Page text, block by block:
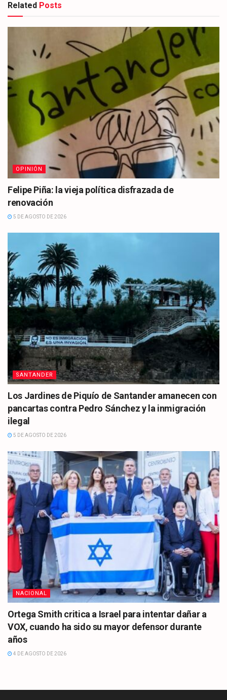
Related Posts
OPINIÓN
Felipe Piña: la vieja política disfrazada de
renovación
5 DE AGOSTO DE 2026
SANTANDER
Los Jardines de Piquío de Santander amanecen con
pancartas contra Pedro Sánchez y la inmigración
ilegal
5 DE AGOSTO DE 2026
NACIONAL
Ortega Smith critica a Israel para intentar dañar a
VOX, cuando ha sido su mayor defensor durante
años
4 DE AGOSTO DE 2026